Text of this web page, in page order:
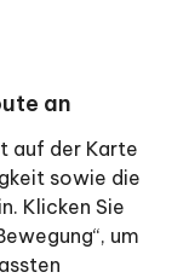
an
auf der Karte
sowie die
Klicken Sie
um